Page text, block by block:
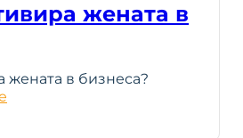
жената в
жената в бизнеса?